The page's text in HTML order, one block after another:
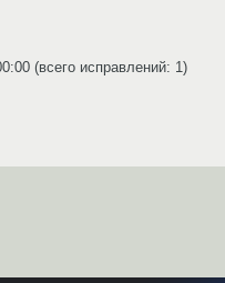
(всего исправлений: 1)